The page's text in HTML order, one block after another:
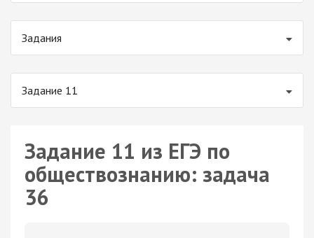
Задания
Задание 11
Задание 11 из ЕГЭ по
обществознанию: задача
36